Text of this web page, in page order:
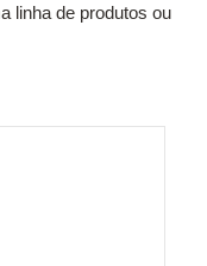
linha de produtos ou